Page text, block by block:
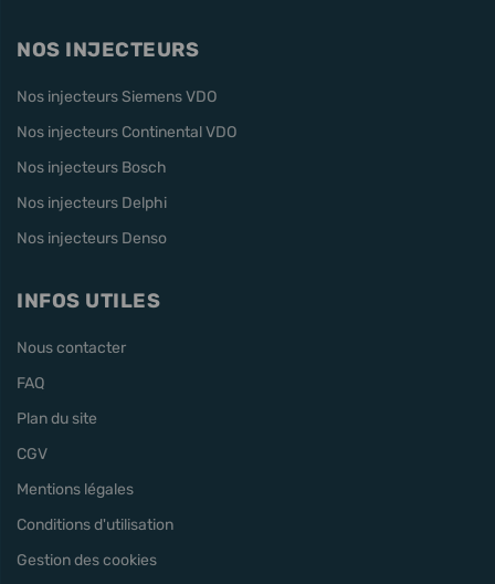
NOS INJECTEURS
Nos injecteurs Siemens VDO
Nos injecteurs Continental VDO
Nos injecteurs Bosch
Nos injecteurs Delphi
Nos injecteurs Denso
INFOS UTILES
Nous contacter
FAQ
Plan du site
CGV
Mentions légales
Conditions d'utilisation
Gestion des cookies